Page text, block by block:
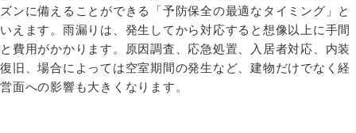
ズンに備えることができる「予防保全の最適なタイミング」と
いえます。雨漏りは、発生してから対応すると想像以上に手間
と費用がかかります。原因調査、応急処置、入居者対応、内装
復旧、場合によっては空室期間の発生など、建物だけでなく経
営面への影響も大きくなります。